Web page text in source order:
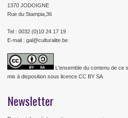
1370 JODOIGNE
Rue du Stampia,36
Tel : 0032 (0)10 24 17 19
E-mail : gal@culturalite.be
L'ensemble du contenu de ce
mis à disposition sous licence CC BY SA
Newsletter